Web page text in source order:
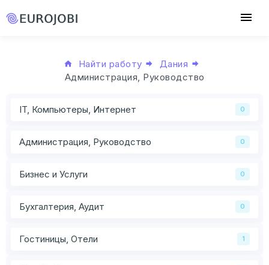
Найти работу
Дания
Администрация, Руководство
IT, Компьютеры, Интернет 0
Администрация, Руководство 0
Бизнес и Услуги 0
Бухгалтерия, Аудит 0
Гостиницы, Отели 1